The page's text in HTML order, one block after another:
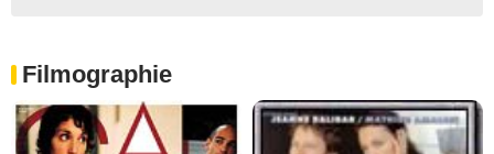
Filmographie